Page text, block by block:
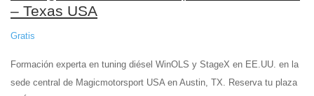
– Texas USA
Gratis
Formación experta en tuning diésel WinOLS y StageX en EE.UU. en la
sede central de Magicmotorsport USA en Austin, TX. Reserva tu plaza